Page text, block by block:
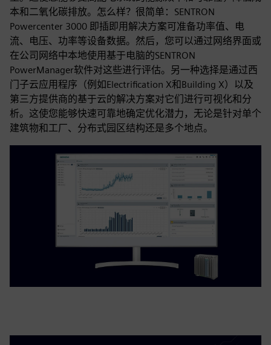
本和二氧化碳排放。怎么样？很简单：SENTRON
Powercenter 3000 即插即用解决方案可准备功率值、电
流、电压、功率等设备数据。然后，您可以通过网络界面或
在公司网络中本地使用基于电脑的SENTRON
PowerManager软件对这些进行评估。另一种选择是通过西
门子云应用程序（例如Electrification X和Building X）以及
第三方提供商的基于云的解决方案对它们进行可视化和分
析。这使您能够快速可靠地确定优化潜力，无论是针对单个
建筑物和工厂、分布式园区结构还是多个地点。